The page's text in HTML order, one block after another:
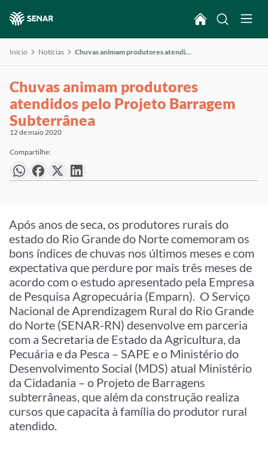
Início Notícias Chuvas animam produtores atendidos pelo Projeto Barragem Subterrânea
Chuvas animam produtores
atendidos pelo Projeto Barragem
Subterrânea
12 de maio 2020
Compartilhe:
Após anos de seca, os produtores rurais do
estado do Rio Grande do Norte comemoram os
bons índices de chuvas nos últimos meses e com
expectativa que perdure por mais três meses de
acordo com o estudo apresentado pela Empresa
de Pesquisa Agropecuária (Emparn). O Serviço
Nacional de Aprendizagem Rural do Rio Grande
do Norte (SENAR-RN) desenvolve em parceria
com a Secretaria de Estado da Agricultura, da
Pecuária e da Pesca – SAPE e o Ministério do
Desenvolvimento Social (MDS) atual Ministério
da Cidadania – o Projeto de Barragens
subterrâneas, que além da construção realiza
cursos que capacita à família do produtor rural
atendido.